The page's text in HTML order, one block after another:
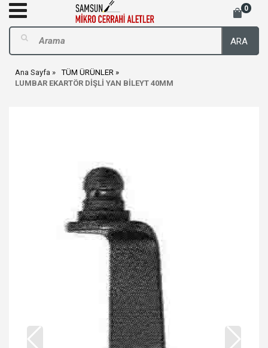
0
ARA
Ana Sayfa
TÜM ÜRÜNLER
LUMBAR EKARTÖR DİŞLİ YAN BİLEYT 40MM